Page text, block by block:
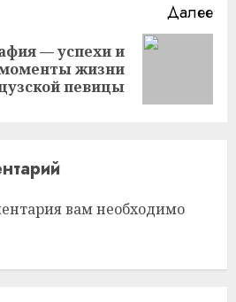
Далее
— успехи и
жизни
певицы
вам необходимо